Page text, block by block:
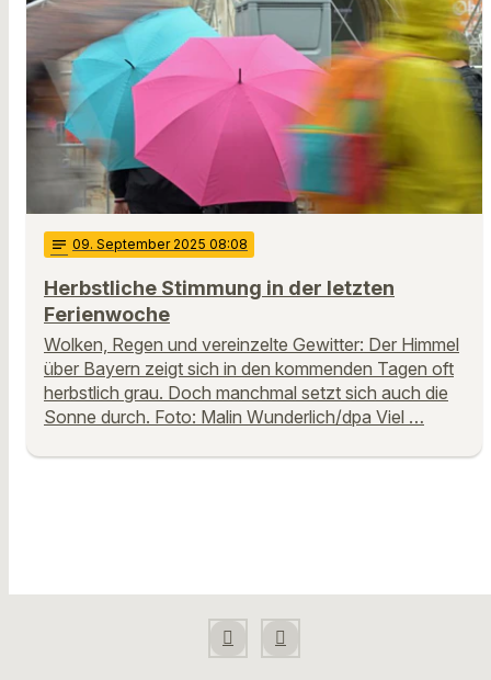
notes 09. September 2025 08:08
Herbstliche Stimmung in der letzten
Ferienwoche
Wolken, Regen und vereinzelte Gewitter: Der Himmel
über Bayern zeigt sich in den kommenden Tagen oft
herbstlich grau. Doch manchmal setzt sich auch die
Sonne durch. Foto: Malin Wunderlich/dpa Viel …